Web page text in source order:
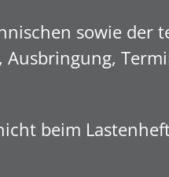
sowie der
beim